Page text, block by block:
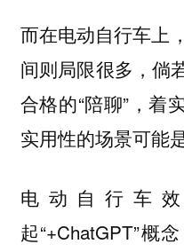
而在电动自行车上
间则局限很多，倘
合格的“陪聊”，着
实用性的场景可能
电动自行车
起“+ChatGPT”概